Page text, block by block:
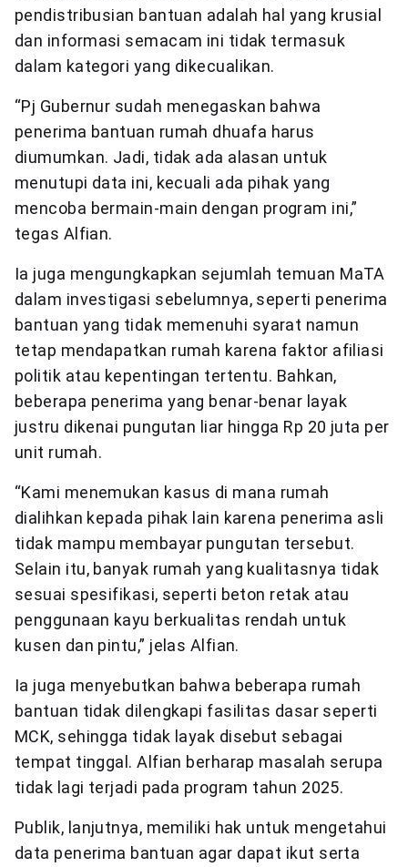
pendistribusian bantuan adalah hal yang krusial
dan informasi semacam ini tidak termasuk
dalam kategori yang dikecualikan.
“Pj Gubernur sudah menegaskan bahwa
penerima bantuan rumah dhuafa harus
diumumkan. Jadi, tidak ada alasan untuk
menutupi data ini, kecuali ada pihak yang
mencoba bermain-main dengan program ini,”
tegas Alfian.
Ia juga mengungkapkan sejumlah temuan MaTA
dalam investigasi sebelumnya, seperti penerima
bantuan yang tidak memenuhi syarat namun
tetap mendapatkan rumah karena faktor afiliasi
politik atau kepentingan tertentu. Bahkan,
beberapa penerima yang benar-benar layak
justru dikenai pungutan liar hingga Rp 20 juta per
unit rumah.
“Kami menemukan kasus di mana rumah
dialihkan kepada pihak lain karena penerima asli
tidak mampu membayar pungutan tersebut.
Selain itu, banyak rumah yang kualitasnya tidak
sesuai spesifikasi, seperti beton retak atau
penggunaan kayu berkualitas rendah untuk
kusen dan pintu,” jelas Alfian.
Ia juga menyebutkan bahwa beberapa rumah
bantuan tidak dilengkapi fasilitas dasar seperti
MCK, sehingga tidak layak disebut sebagai
tempat tinggal. Alfian berharap masalah serupa
tidak lagi terjadi pada program tahun 2025.
Publik, lanjutnya, memiliki hak untuk mengetahui
data penerima bantuan agar dapat ikut serta